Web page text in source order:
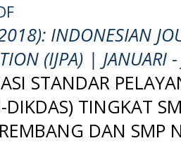
INDONESIAN
(IJPA) | JANUARI
STANDAR
DIKDAS) TINGKAT
DAN SMP